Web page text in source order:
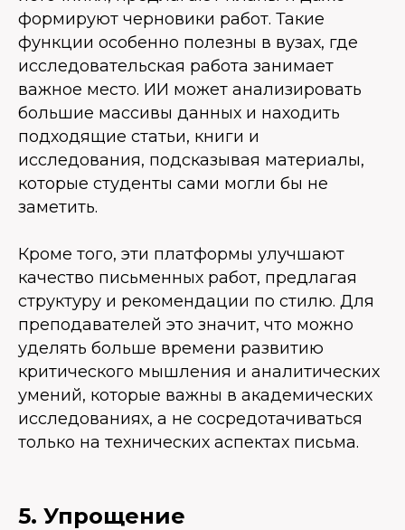
формируют черновики работ. Такие
функции особенно полезны в вузах, где
исследовательская работа занимает
важное место. ИИ может анализировать
большие массивы данных и находить
подходящие статьи, книги и
исследования, подсказывая материалы,
которые студенты сами могли бы не
заметить.
Кроме того, эти платформы улучшают
качество письменных работ, предлагая
структуру и рекомендации по стилю. Для
преподавателей это значит, что можно
уделять больше времени развитию
критического мышления и аналитических
умений, которые важны в академических
исследованиях, а не сосредотачиваться
только на технических аспектах письма.
5. Упрощение